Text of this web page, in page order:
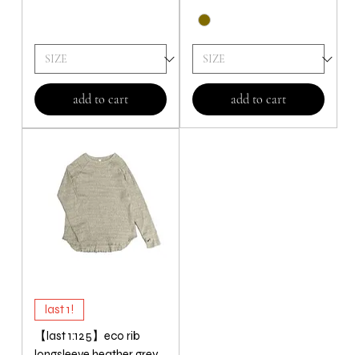
add to cart add to cart
last 1!
【last 1:125】eco rib